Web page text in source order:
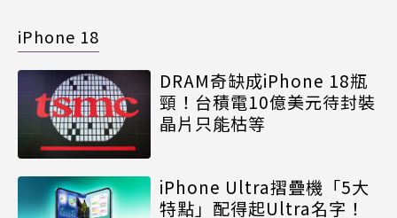
iPhone 18
DRAM奇缺成iPhone 18瓶
頸！台積電10億美元待封裝
晶片只能枯等
iPhone Ultra摺疊機「5大
特點」配得起Ultra名字！